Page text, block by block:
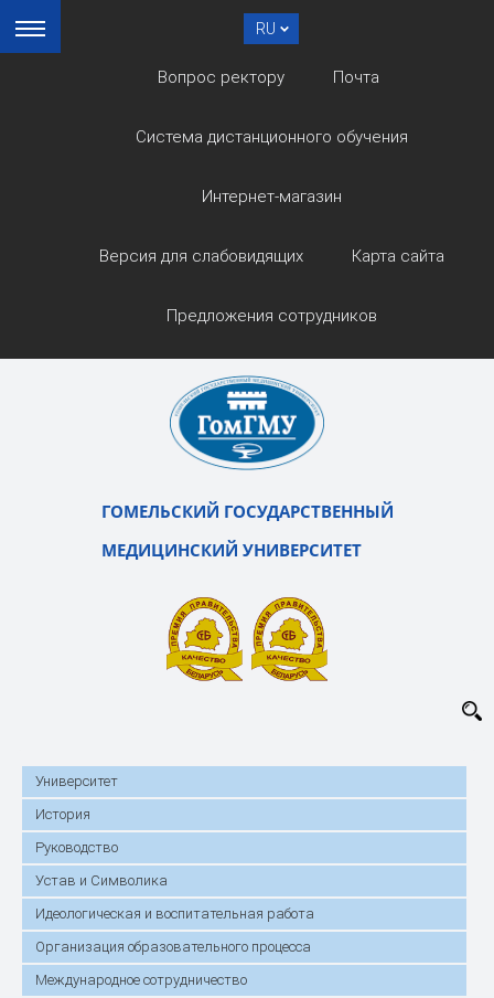
RU
Вопрос ректору Почта
Система дистанционного обучения
Интернет-магазин
Версия для слабовидящих Карта сайта
Предложения сотрудников
ГОМЕЛЬСКИЙ ГОСУДАРСТВЕННЫЙ
МЕДИЦИНСКИЙ УНИВЕРСИТЕТ
Университет
История
Руководство
Устав и Символика
Идеологическая и воспитательная работа
Организация образовательного процесса
Международное сотрудничество